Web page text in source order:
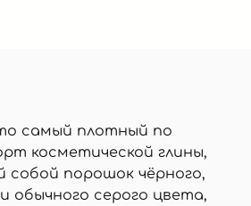
самый плотный по
косметической глины,
порошок чёрного,
обычного серого цвета,